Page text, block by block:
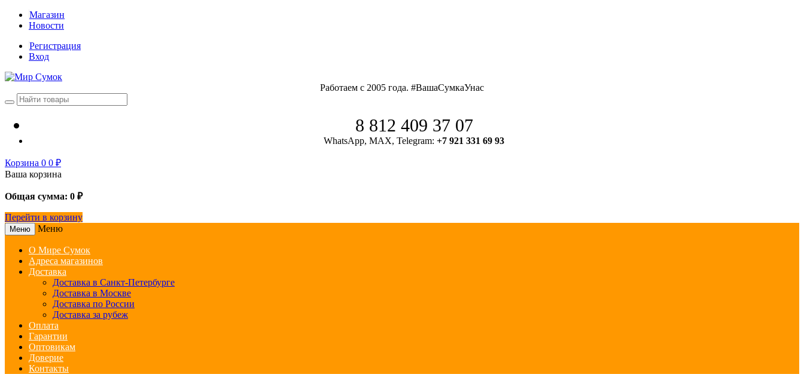
Магазин
Новости
Регистрация
Вход
Работаем с 2005 года. #ВашаСумкаУнас
8 812 409 37 07
WhatsApp, MAX, Telegram: +7 921 331 69 93
Корзина 0 0 ₽
Ваша корзина
Общая сумма: 0 ₽
Перейти в корзину
Меню Меню
О Мире Сумок
Адреса магазинов
Доставка
Доставка в Санкт-Петербурге
Доставка в Москве
Доставка по России
Доставка за рубеж
Оплата
Гарантии
Оптовикам
Доверие
Контакты